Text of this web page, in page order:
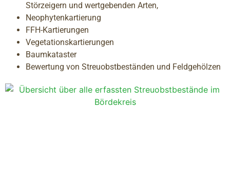
Störzeigern und wertgebenden Arten,
Neophytenkartierung
FFH-Kartierungen
Vegetationskartierungen
Baumkataster
Bewertung von Streuobstbeständen und Feldgehölzen